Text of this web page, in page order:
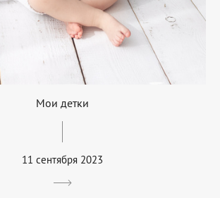
Мои детки
11 сентября 2023